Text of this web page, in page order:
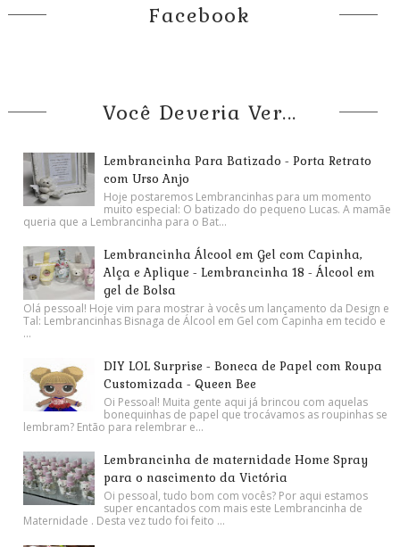
Facebook
Você Deveria Ver...
Lembrancinha Para Batizado - Porta Retrato
com Urso Anjo
Hoje postaremos Lembrancinhas para um momento
muito especial: O batizado do pequeno Lucas. A mamãe
queria que a Lembrancinha para o Bat...
Lembrancinha Álcool em Gel com Capinha,
Alça e Aplique - Lembrancinha 18 - Álcool em
gel de Bolsa
Olá pessoal! Hoje vim para mostrar à vocês um lançamento da Design e
Tal: Lembrancinhas Bisnaga de Álcool em Gel com Capinha em tecido e
...
DIY LOL Surprise - Boneca de Papel com Roupa
Customizada - Queen Bee
Oi Pessoal! Muita gente aqui já brincou com aquelas
bonequinhas de papel que trocávamos as roupinhas se
lembram? Então para relembrar e...
Lembrancinha de maternidade Home Spray
para o nascimento da Victória
Oi pessoal, tudo bom com vocês? Por aqui estamos
super encantados com mais este Lembrancinha de
Maternidade . Desta vez tudo foi feito ...